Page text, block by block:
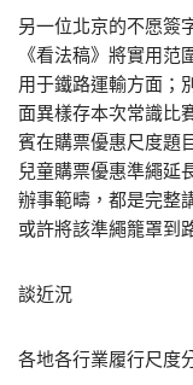
另一位北京的不愿簽
《看法稿》將實用范
用于鐵路運輸方面；
面異樣存本次常識
賓在購票優惠尺度題
兒童購票優惠準繩延
辦事範疇，都是完整
或許將該準繩籠罩到
談近況
各地各行業履行尺度